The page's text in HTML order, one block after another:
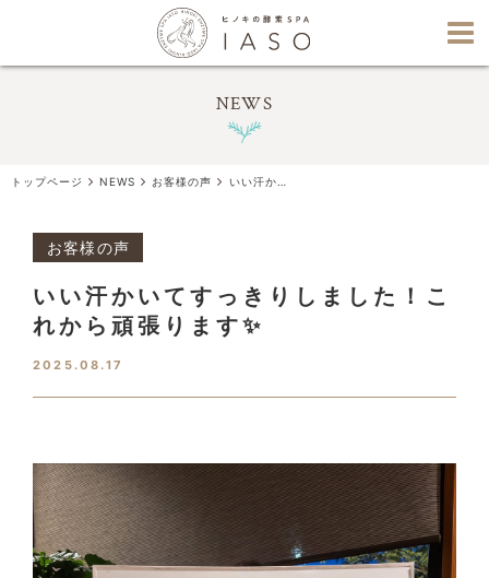
NEWS
トップページ NEWS お客様の声
お客様の声
いい汗かいてすっきりしました！こ
れから頑張ります✨
2025.08.17